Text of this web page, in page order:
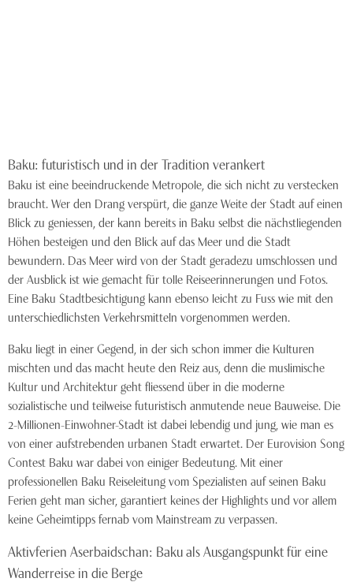
Baku: futuristisch und in der Tradition verankert
Baku ist eine beeindruckende Metropole, die sich nicht zu verstecken
braucht. Wer den Drang verspürt, die ganze Weite der Stadt auf einen
Blick zu geniessen, der kann bereits in Baku selbst die nächstliegenden
Höhen besteigen und den Blick auf das Meer und die Stadt
bewundern. Das Meer wird von der Stadt geradezu umschlossen und
der Ausblick ist wie gemacht für tolle Reiseerinnerungen und Fotos.
Eine Baku Stadtbesichtigung kann ebenso leicht zu Fuss wie mit den
unterschiedlichsten Verkehrsmitteln vorgenommen werden.
Baku liegt in einer Gegend, in der sich schon immer die Kulturen
mischten und das macht heute den Reiz aus, denn die muslimische
Kultur und Architektur geht fliessend über in die moderne
sozialistische und teilweise futuristisch anmutende neue Bauweise. Die
2-Millionen-Einwohner-Stadt ist dabei lebendig und jung, wie man es
von einer aufstrebenden urbanen Stadt erwartet. Der Eurovision Song
Contest Baku war dabei von einiger Bedeutung. Mit einer
professionellen Baku Reiseleitung vom Spezialisten auf seinen Baku
Ferien geht man sicher, garantiert keines der Highlights und vor allem
keine Geheimtipps fernab vom Mainstream zu verpassen.
Aktivferien Aserbaidschan: Baku als Ausgangspunkt für eine
Wanderreise in die Berge